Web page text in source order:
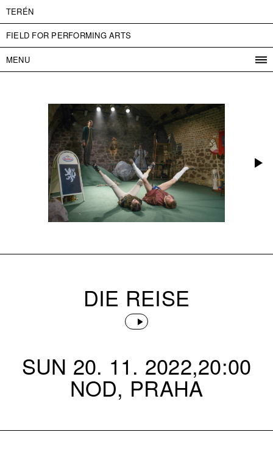
TERÉN
FIELD FOR PERFORMING ARTS
MENU
ABOUT US
ADMISSION
PARTNERS
ČESKY
DIE REISE
SUN 20. 11. 2022,20:00
NOD, PRAHA